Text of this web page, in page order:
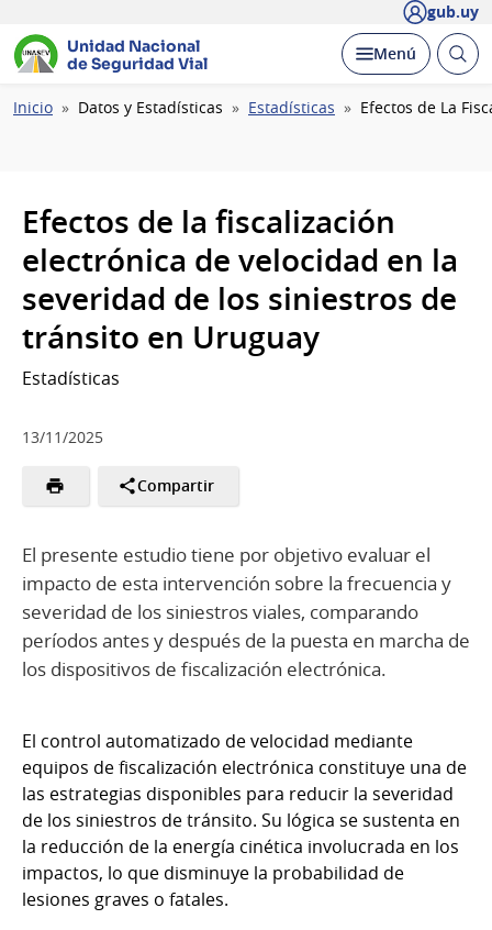
gub.uy
Unidad Nacional
de Seguridad Vial
Desplegar
Menú Abrir
Ruta
Inicio Datos y Estadísticas Estadísticas Efectos de La
Efectos de la fiscalización
electrónica de velocidad en la
severidad de los siniestros de
tránsito en Uruguay
Estadísticas
13/11/2025
Compartir
El presente estudio tiene por objetivo evaluar el
impacto de esta intervención sobre la frecuencia y
severidad de los siniestros viales, comparando
períodos antes y después de la puesta en marcha de
los dispositivos de fiscalización electrónica.
El control automatizado de velocidad mediante
equipos de fiscalización electrónica constituye una de
las estrategias disponibles para reducir la severidad
de los siniestros de tránsito. Su lógica se sustenta en
la reducción de la energía cinética involucrada en los
impactos, lo que disminuye la probabilidad de
lesiones graves o fatales.